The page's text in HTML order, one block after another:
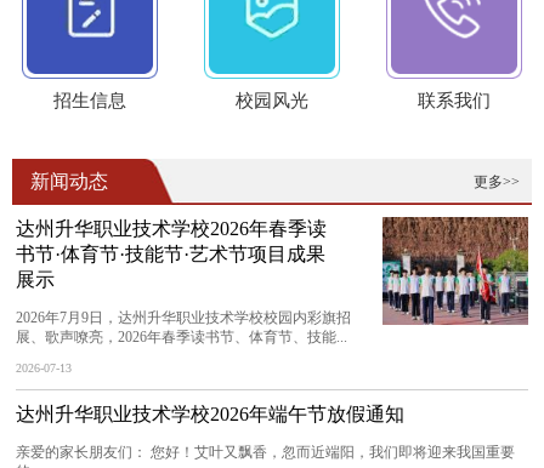
招生信息 校园风光 联系我们
更多>>
新闻动态
达州升华职业技术学校2026年春季读
书节·体育节·技能节·艺术节项目成果
展示
2026年7月9日，达州升华职业技术学校校园内彩旗招
展、歌声嘹亮，2026年春季读书节、体育节、技能...
2026-07-13
达州升华职业技术学校2026年端午节放假通知
亲爱的家长朋友们： 您好！艾叶又飘香，忽而近端阳，我们即将迎来我国重要